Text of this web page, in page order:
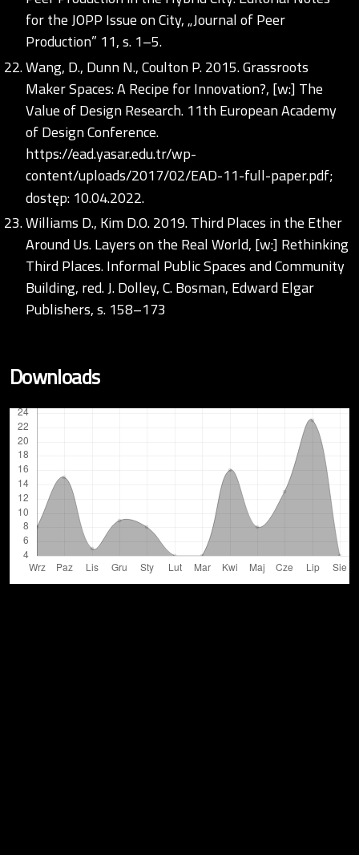
for the JOPP Issue on City, „Journal of Peer
Production” 11, s. 1–5.
Wang, D., Dunn N., Coulton P. 2015. Grassroots
Maker Spaces: A Recipe for Innovation?, [w:] The
Value of Design Research. 11th European Academy
of Design Conference.
https://ead.yasar.edu.tr/wp-
content/uploads/2017/02/EAD-11-full-paper.pdf;
dostęp: 10.04.2022.
Williams D., Kim D.O. 2019. Third Places in the Ether
Around Us. Layers on the Real World, [w:] Rethinking
Third Places. Informal Public Spaces and Community
Building, red. J. Dolley, C. Bosman, Edward Elgar
Publishers, s. 158–173
Downloads